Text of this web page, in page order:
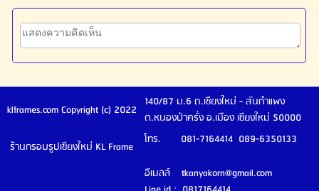
klframes.com Copyright (c) 2022
140/87 ม.6 ถ.เชียงใหม่ - สันกำแพง
ต.หนองป่าครั่ง อ.เมือง เชียงใหม่ 50000
ร้านกรอบรูปเชียงใหม่ KL Frame
โทร. 081-7164414 089-6350133
อีเมลล์ tkanyakorn@gmail.com